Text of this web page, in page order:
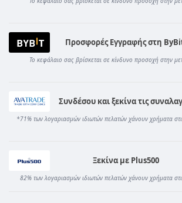
Προσφορές Εγγραφής στη
Το κεφάλαιο σας βρίσκεται σε κίνδυνο προσοχή στην
Συνδέσου και ξεκίνα τις
*71% των λογαριασμών ιδιωτών πελατών χάνουν χρήματα
Ξεκίνα με Plus500
82% των λογαριασμών ιδιωτών πελατών χάνουν χρήματα